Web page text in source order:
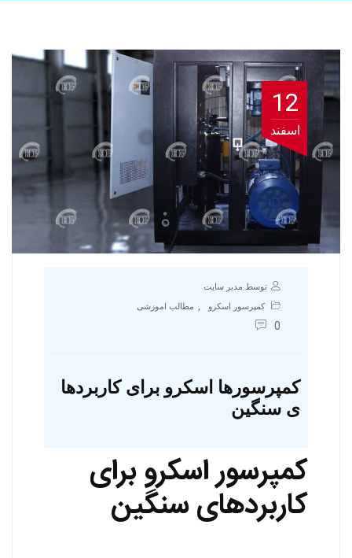
12
اسفند
توسط مدیر سایت
کمپرسور اسکرو
, مطالب اموزشی
0
کمپرسورها اسکرو برای کاربردها
ی سنگین
کمپرسور اسکرو برای
کاربردهای سنگین